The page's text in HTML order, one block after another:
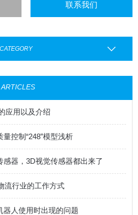
联系我们
应用以及介绍
控制“248”模型浅析
感器，3D视觉传感器都出来了
流行业的工作方式
器人使用时出现的问题